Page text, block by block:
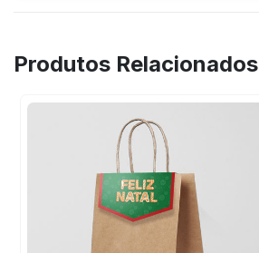
Produtos Relacionados